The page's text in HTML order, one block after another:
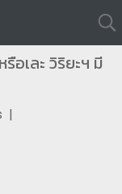
อเละ วิริยะฯ มี
|